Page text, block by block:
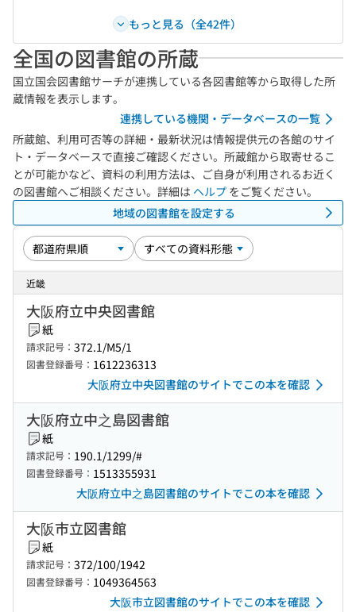
もっと見る（全42件）
全国の図書館の所蔵
国立国会図書館サーチが連携している各図書館等から取得した所
蔵情報を表示します。
連携している機関・データベースの一覧
所蔵館、利用可否等の詳細・最新状況は情報提供元の各館のサイ
ト・データベースで直接ご確認ください。所蔵館から取寄せるこ
とが可能かなど、資料の利用方法は、ご自身が利用されるお近く
の図書館へご相談ください。詳細は ヘルプ をご覧ください。
地域の図書館を設定する
近畿
大阪府立中央図書館
紙
請求記号： 372.1/M5/1
図書登録番号： 1612236313
大阪府立中央図書館のサイトでこの本を確認
大阪府立中之島図書館
紙
請求記号： 190.1/1299/#
図書登録番号： 1513355931
大阪府立中之島図書館のサイトでこの本を確認
大阪市立図書館
紙
請求記号： 372/100/1942
図書登録番号： 1049364563
大阪市立図書館のサイトでこの本を確認